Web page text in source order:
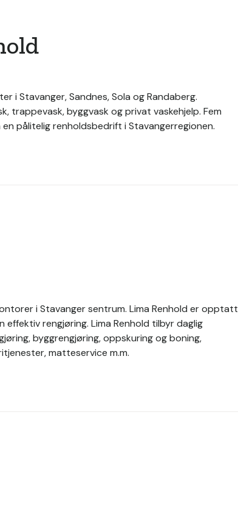
i Stavanger, Sandnes, Sola og Randaberg.
trappevask, byggvask og privat vaskehjelp. Fem
pålitelig renholdsbedrift i Stavangerregionen.
i Stavanger sentrum. Lima Renhold er opptatt
rengjøring. Lima Renhold tilbyr daglig
byggrengjøring, oppskuring og boning,
matteservice m.m.